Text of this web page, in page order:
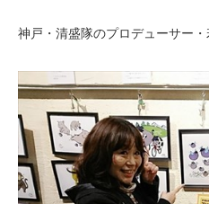
神戸・清盛隊のプロデューサー・